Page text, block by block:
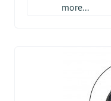
more...